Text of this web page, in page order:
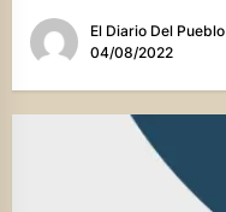
El Diario Del Pueblo
04/08/2022